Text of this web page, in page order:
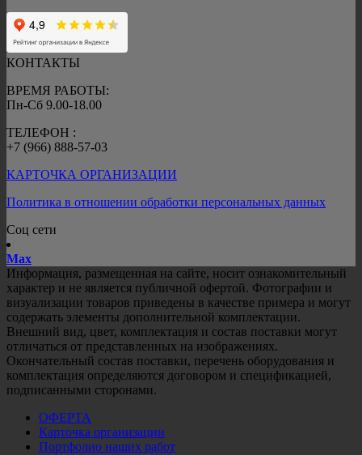
КОНТАКТЫ
ВРЕМЯ РАБОТЫ:
Пн-Сб 9.00-18.00
ТЕЛЕФОН :
+7 (966) 888-57-03
КАРТОЧКА ОРГАНИЗАЦИИ
Политика в отношении обработки персональных данных
Соц сети
Mах
Информация, размещенная на сайте, носит ознакомительный
характер и не является публичной офертой. Фотографии и
визуализации товаров приведены в качестве примера и могут
содержать элементы дополнительной комплектации.
Внешний вид, цвет, комплектация и состав поставки могут
отличаться от представленных на изображениях.
Окончательный состав поставки, перечень оборудования и
комплектация определяются договором и спецификацией,
подписанными сторонами.
ОФЕРТА
Карточка организации
Портфолио наших работ